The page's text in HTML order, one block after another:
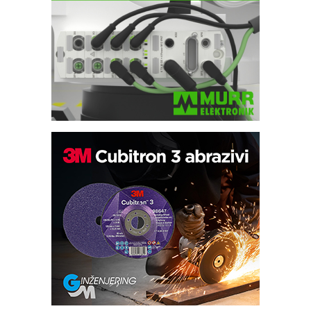
Potpuna efikasnost bez složenih
sistema
Trajna oznaka kao dugoročna korist
Bezbednost na prvom mestu!
IB BLUMENAUER - više od 40 godina
poverenja u industriji
RMQ-TITAN ADVANCED INDICATOR
– Pametna signalizacija za efikasnije
upravljanje mašinama
Mitutoyo Crysta-Apex V PLUS: Nova